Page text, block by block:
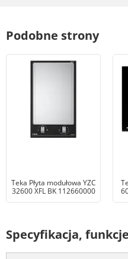
Podobne strony
Teka Płyta modułowa YZC
32600 XFL BK 112660000
Specyfikacja, funkcje